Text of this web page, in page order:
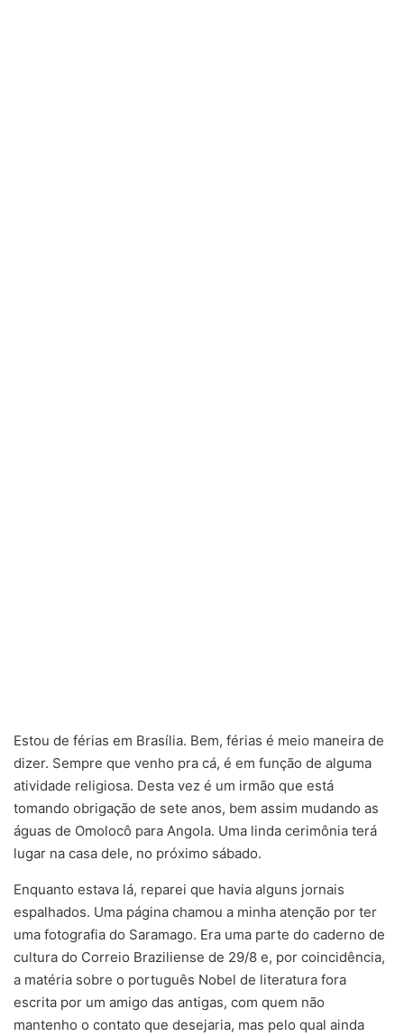
Estou de férias em Brasília. Bem, férias é meio maneira de
dizer. Sempre que venho pra cá, é em função de alguma
atividade religiosa. Desta vez é um irmão que está
tomando obrigação de sete anos, bem assim mudando as
águas de Omolocô para Angola. Uma linda cerimônia terá
lugar na casa dele, no próximo sábado.
Enquanto estava lá, reparei que havia alguns jornais
espalhados. Uma página chamou a minha atenção por ter
uma fotografia do Saramago. Era uma parte do caderno de
cultura do Correio Braziliense de 29/8 e, por coincidência,
a matéria sobre o português Nobel de literatura fora
escrita por um amigo das antigas, com quem não
mantenho o contato que desejaria, mas pelo qual ainda